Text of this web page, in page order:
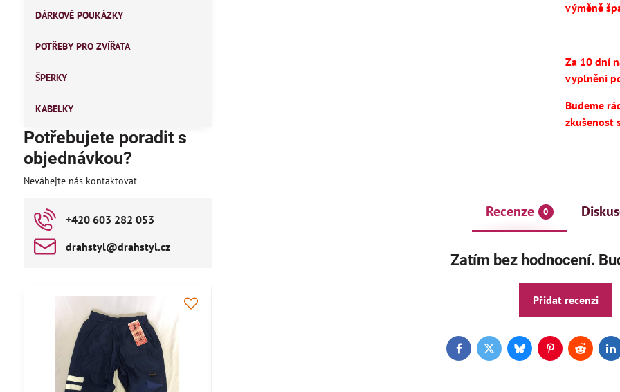
výměně
Za 10 dní
vyplnění
Budeme
zkušenost
Recenze 0
Zatím bez hodnocení.
Přidat recenzi
FacebookTwitterBlueskyPinterestReddit
DÁRKOVÉ POUKÁZKY
POTŘEBY PRO ZVÍŘATA
ŠPERKY
KABELKY
Potřebujete poradit s
objednávkou?
Neváhejte nás kontaktovat
+420 603 282 053
drahstyl​@drahstyl​.cz